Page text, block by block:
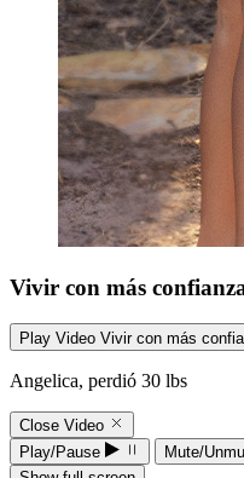
Vivir con más
Play Video Vivir con más
Angelica, perdió 30 lbs
Close Video
Play/Pause
Mute/